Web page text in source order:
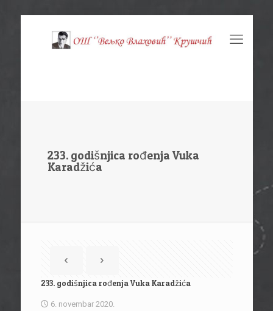
233. godišnjica rođenja Vuka
Karadžića
233. godišnjica rođenja Vuka Karadžića
6. novembar 2020.